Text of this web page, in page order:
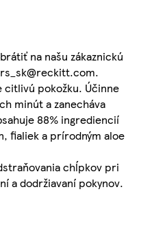
na našu zákaznickú
citlivú pokožku. Účinne
minút a zanecháva
88% ingrediencií
fialiek a prírodným aloe
chĺpkov pri
a dodržiavaní pokynov.